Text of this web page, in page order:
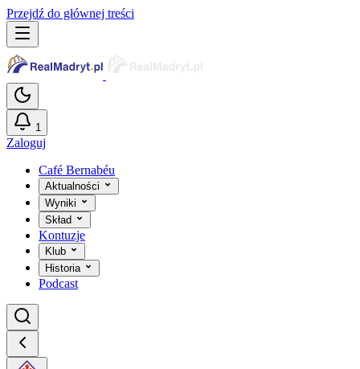
Przejdź do głównej treści
1
Zaloguj
Café Bernabéu
Aktualności
Wyniki
Skład
Kontuzje
Klub
Historia
Podcast